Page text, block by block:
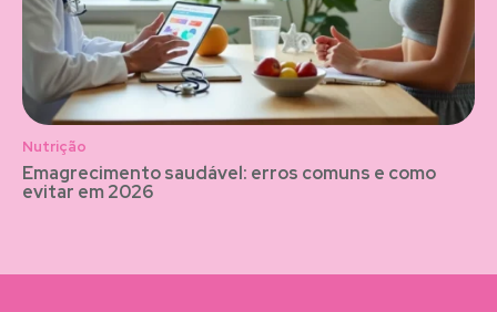
Nutrição
Emagrecimento saudável: erros comuns e como
evitar em 2026